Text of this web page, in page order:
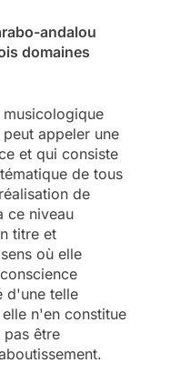
andalou
domaines
appeler une
et qui consiste
de tous
de
ce niveau
titre et
où elle
d'une telle
n'en constitue
être